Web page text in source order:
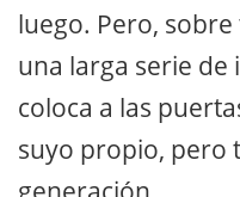
luego. Pero,
una larga serie de
coloca a las
suyo propio, pero